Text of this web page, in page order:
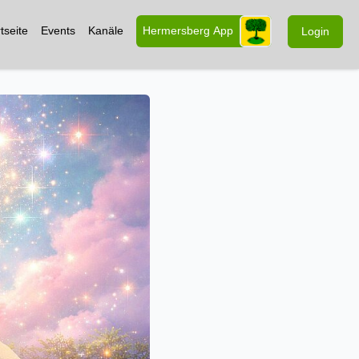
Events Kanäle Hermersberg App Login